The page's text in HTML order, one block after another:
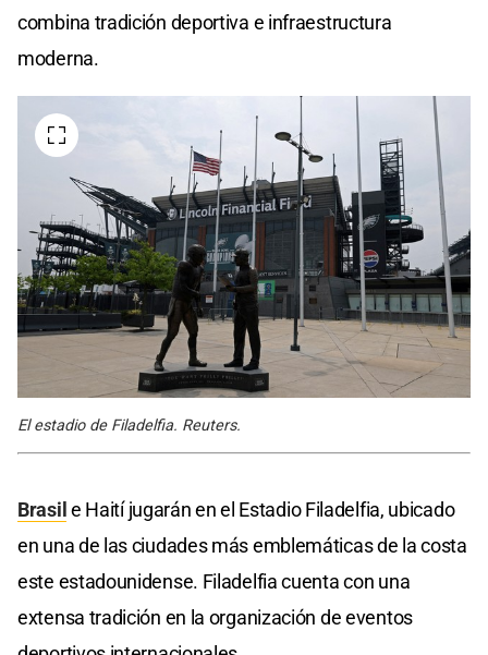
combina tradición deportiva e infraestructura
moderna.
El estadio de Filadelfia. Reuters.
Brasile Haití jugarán en el Estadio Filadelfia, ubicado
en una de las ciudades más emblemáticas de la costa
este estadounidense. Filadelfia cuenta con una
extensa tradición en la organización de eventos